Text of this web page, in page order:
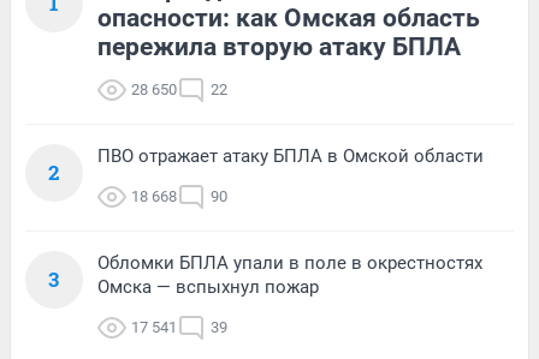
опасности: как Омская область
пережила вторую атаку БПЛА
28 650 22
2
ПВО отражает атаку БПЛА в Омской области
18 668 90
3
Обломки БПЛА упали в поле в окрестностях
Омска — вспыхнул пожар
17 541 39